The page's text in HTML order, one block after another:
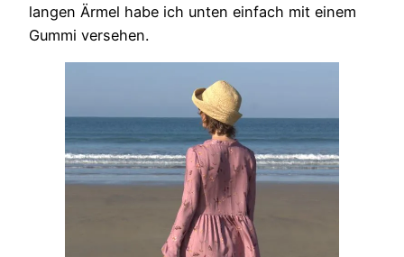
langen Ärmel habe ich unten einfach mit einem
Gummi versehen.